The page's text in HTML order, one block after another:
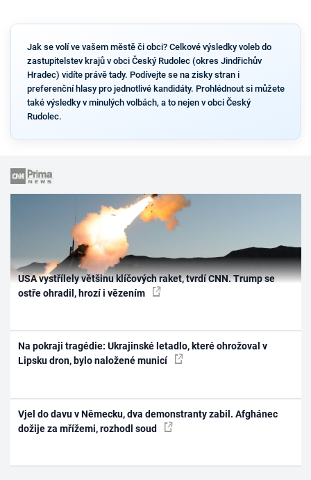
Jak se volí ve vašem městě či obci? Celkové výsledky voleb do
zastupitelstev krajů v obci Český Rudolec (okres Jindřichův
Hradec) vidíte právě tady. Podívejte se na zisky stran i
preferenční hlasy pro jednotlivé kandidáty. Prohlédnout si můžete
také výsledky v minulých volbách, a to nejen v obci Český
Rudolec.
USA vystřílely většinu klíčových raket, tvrdí CNN. Trump se
ostře ohradil, hrozí i vězením
Na pokraji tragédie: Ukrajinské letadlo, které ohrožoval v
Lipsku dron, bylo naložené municí
Vjel do davu v Německu, dva demonstranty zabil. Afghánec
dožije za mřížemi, rozhodl soud